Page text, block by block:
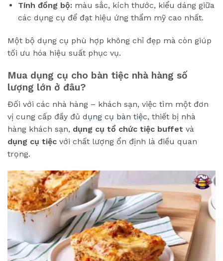
Tính đồng bộ:màu sắc, kích thước, kiểu dáng giữa
các dụng cụ để đạt hiệu ứng thẩm mỹ cao nhất.
Một bộ dụng cụ phù hợp không chỉ đẹp mà còn giúp
tối ưu hóa hiệu suất phục vụ.
Mua dụng cụ cho bàn tiệc nhà hàng số
lượng lớn ở đâu?
Đối với các nhà hàng – khách sạn, việc tìm một đơn
vị cung cấp đầy đủ dụng cụ bàn tiệc, thiết bị nhà
hàng khách sạn, dụng cụ tổ chức tiệc buffet và
dụng cụ tiệc với chất lượng ổn định là điều quan
trọng.